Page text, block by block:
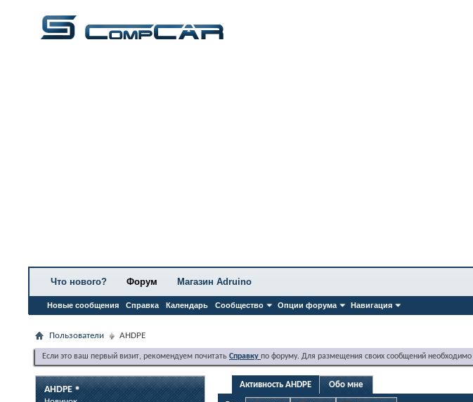
Что нового? Форум
Новые сообщения Справка Календарь Сообщество Опции форума Навигация
Магазин Adruino
Пользователи AHDPE
Если это ваш первый визит, рекомендуем почитать Справку по форуму. Для размещения своих сообщений необходимо
AHDPE Активность AHDPE Обо мне